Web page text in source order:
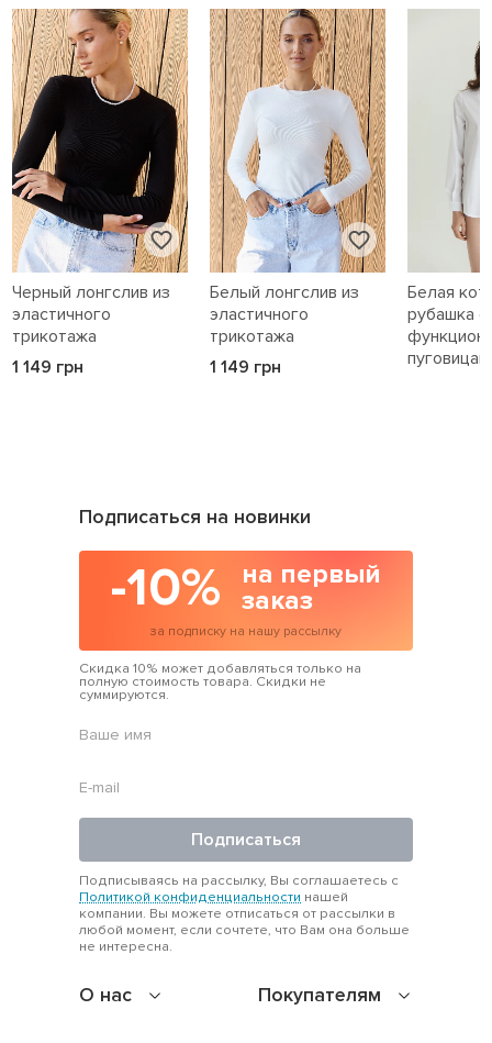
Черный лонгслив из
эластичного
трикотажа
1 149 грн
Белый лонгслив из
эластичного
трикотажа
1 149 грн
Белая
рубашка с
О нас Покупателям
Подписаться на новинки
-10%
на первый
заказ
за подписку на нашу рассылку
Скидка 10% может добавляться только на
полную стоимость товара. Скидки не
суммируются.
Подписаться
Подписываясь на рассылку, Вы соглашаетесь с
Политикой конфиденциальности нашей
компании. Вы можете отписаться от рассылки в
любой момент, если сочтете, что Вам она больше
не интересна.